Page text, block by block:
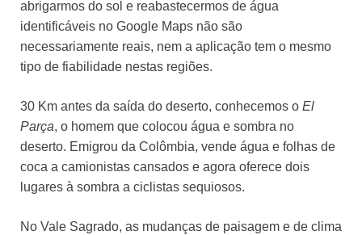
abrigarmos do sol e reabastecermos de água
identificáveis no Google Maps não são
necessariamente reais, nem a aplicação tem o mesmo
tipo de fiabilidade nestas regiões.
30 Km antes da saída do deserto, conhecemos o El
Parça, o homem que colocou água e sombra no
deserto. Emigrou da Colômbia, vende água e folhas de
coca a camionistas cansados e agora oferece dois
lugares à sombra a ciclistas sequiosos.
No Vale Sagrado, as mudanças de paisagem e de clima